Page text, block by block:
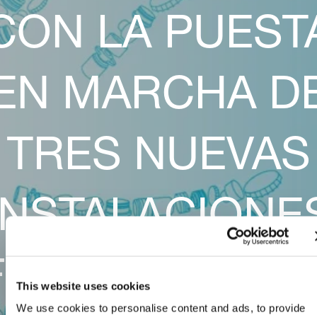
This website uses cookies
We use cookies to personalise content and ads, to provide
LA
MARCHA
TRES NUEVAS